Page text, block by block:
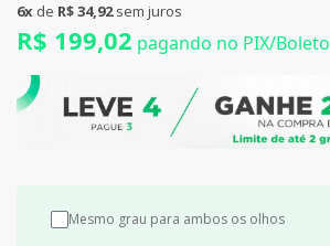
R$ 199,02 pagando no PIX/Boleto
6x de R$ 34,92sem juros
Mesmo grau para ambos os olhos